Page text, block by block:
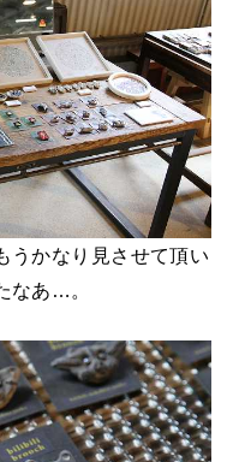
うかなり見させて頂い
なあ…。